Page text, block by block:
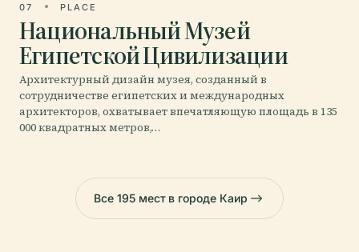
07 PLACE
Национальный Музей
Египетской Цивилизации
Архитектурный дизайн музея, созданный в
сотрудничестве египетских и международных
архитекторов, охватывает впечатляющую площадь в 135
000 квадратных метров,…
Все 195 мест в городе Каир